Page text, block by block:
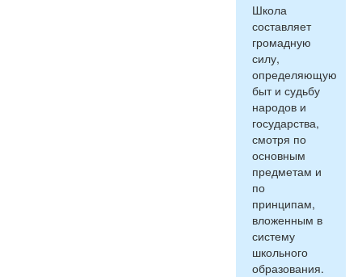
Школа
составляет
громадную
силу,
определяющую
быт и судьбу
народов и
государства,
смотря по
основным
предметам и
по
принципам,
вложенным в
систему
школьного
образования.